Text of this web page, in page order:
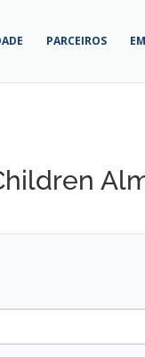
PARCEIROS